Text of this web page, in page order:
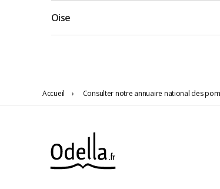
Oise
Accueil › Consulter notre annuaire national des